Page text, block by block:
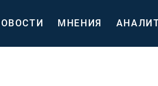
МНЕНИЯ